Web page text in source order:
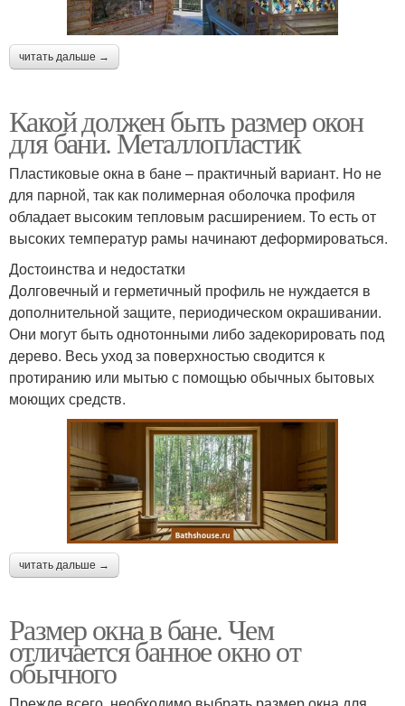
читать дальше →
Какой должен быть размер окон
для бани. Металлопластик
Пластиковые окна в бане – практичный вариант. Но не
для парной, так как полимерная оболочка профиля
обладает высоким тепловым расширением. То есть от
высоких температур рамы начинают деформироваться.
Достоинства и недостатки
Долговечный и герметичный профиль не нуждается в
дополнительной защите, периодическом окрашивании.
Они могут быть однотонными либо задекорировать под
дерево. Весь уход за поверхностью сводится к
протиранию или мытью с помощью обычных бытовых
моющих средств.
читать дальше →
Размер окна в бане. Чем
отличается банное окно от
обычного